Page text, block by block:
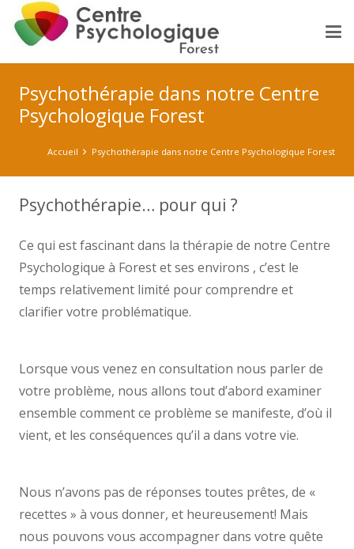
Psychothérapie dans notre Centre
Psychologique Forest
Accueil Psychothérapie dans notre Centre Psychologique Forest
Psychothérapie… pour qui ?
Ce qui est fascinant dans la thérapie de notre Centre
Psychologique à Forest et ses environs , c’est le
temps relativement limité pour comprendre et
clarifier votre problématique.
Lorsque vous venez en consultation nous parler de
votre problème, nous allons tout d’abord examiner
ensemble comment ce problème se manifeste, d’où il
vient, et les conséquences qu’il a dans votre vie.
Nous n’avons pas de réponses toutes prêtes, de «
recettes » à vous donner, et heureusement! Mais
nous pouvons vous accompagner dans votre quête